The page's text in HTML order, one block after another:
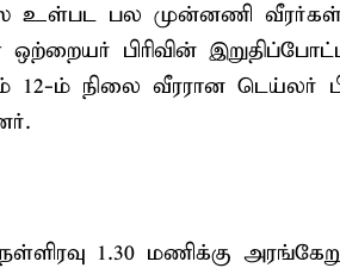
உள்பட பல முன்னணி
பிரிவின்
12-ம் நிலை வீரரான டெய்லர்
1.30 மணிக்கு